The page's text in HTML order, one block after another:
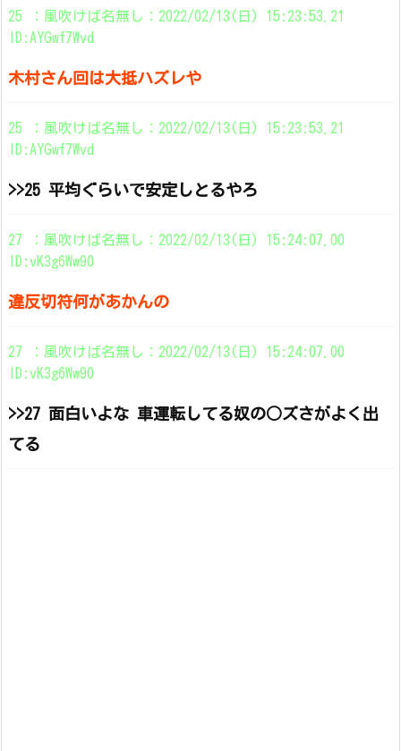
25 ：風吹けば名無し：2022/02/13(日) 15:23:53.21
ID:AYGwf7Wvd
木村さん回は大抵ハズレや
25 ：風吹けば名無し：2022/02/13(日) 15:23:53.21
ID:AYGwf7Wvd
>>25 平均ぐらいで安定しとるやろ
27 ：風吹けば名無し：2022/02/13(日) 15:24:07.00
ID:vK3g6Ww90
違反切符何があかんの
27 ：風吹けば名無し：2022/02/13(日) 15:24:07.00
ID:vK3g6Ww90
>>27 面白いよな 車運転してる奴の○ズさがよく出
てる